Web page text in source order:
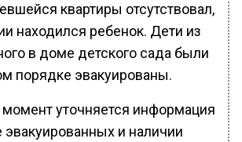
квартиры отсутствовал,
находился ребенок. Дети из
в доме детского сада были
порядке эвакуированы.
уточняется информация
эвакуированных и наличии